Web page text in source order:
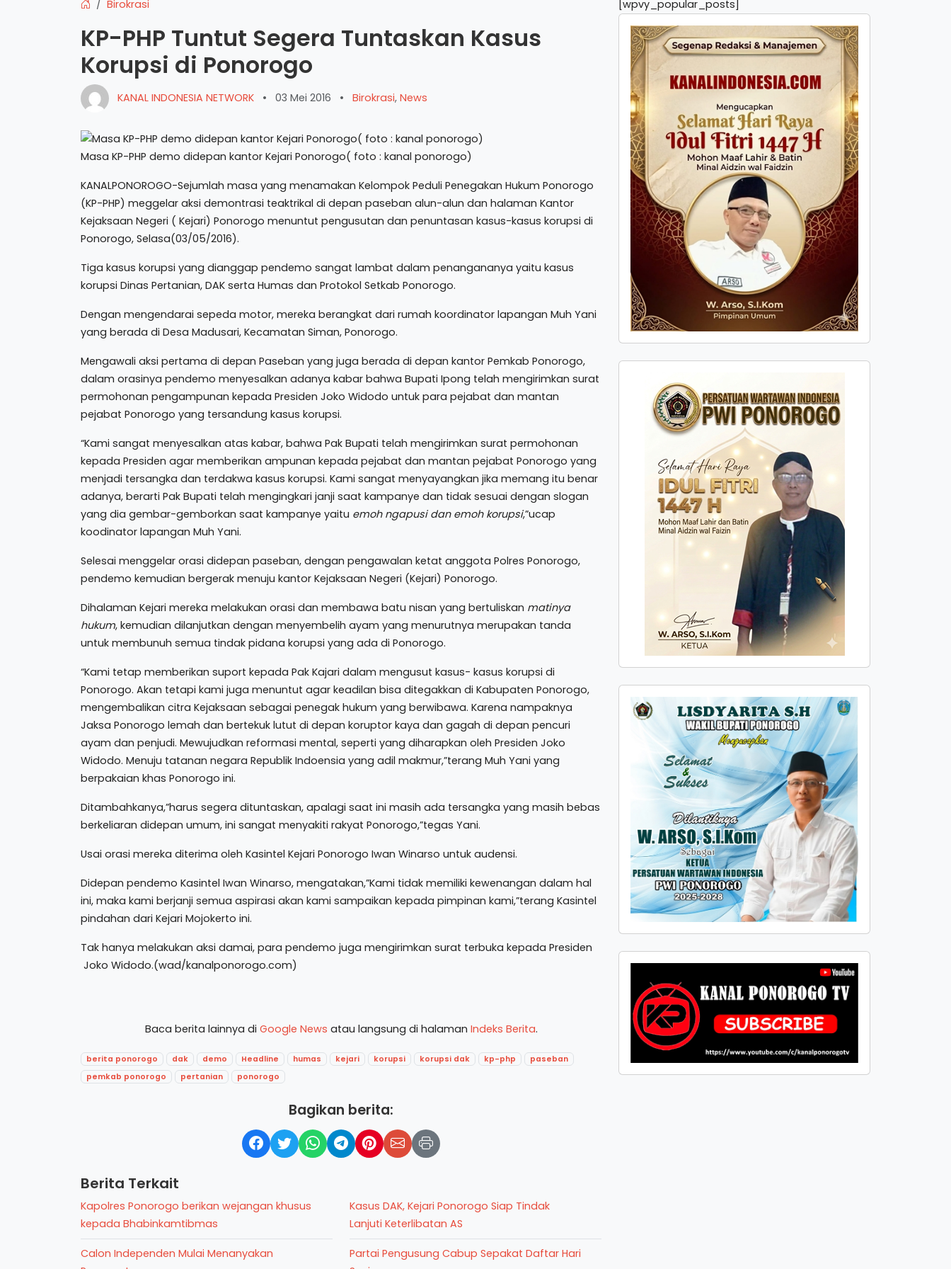
Birokrasi
KP-PHP Tuntut Segera Tuntaskan Kasus
Korupsi di Ponorogo
KANAL INDONESIA NETWORK • 03 Mei 2016 • Birokrasi, News
Masa KP-PHP demo didepan kantor Kejari Ponorogo( foto : kanal ponorogo)
KANALPONOROGO-Sejumlah masa yang menamakan Kelompok Peduli Penegakan Hukum Ponorogo
(KP-PHP) meggelar aksi demontrasi teaktrikal di depan paseban alun-alun dan halaman Kantor
Kejaksaan Negeri ( Kejari) Ponorogo menuntut pengusutan dan penuntasan kasus-kasus korupsi di
Ponorogo, Selasa(03/05/2016).
Tiga kasus korupsi yang dianggap pendemo sangat lambat dalam penangananya yaitu kasus
korupsi Dinas Pertanian, DAK serta Humas dan Protokol Setkab Ponorogo.
Dengan mengendarai sepeda motor, mereka berangkat dari rumah koordinator lapangan Muh Yani
yang berada di Desa Madusari, Kecamatan Siman, Ponorogo.
Mengawali aksi pertama di depan Paseban yang juga berada di depan kantor Pemkab Ponorogo,
dalam orasinya pendemo menyesalkan adanya kabar bahwa Bupati Ipong telah mengirimkan surat
permohonan pengampunan kepada Presiden Joko Widodo untuk para pejabat dan mantan
pejabat Ponorogo yang tersandung kasus korupsi.
“Kami sangat menyesalkan atas kabar, bahwa Pak Bupati telah mengirimkan surat permohonan
kepada Presiden agar memberikan ampunan kepada pejabat dan mantan pejabat Ponorogo yang
menjadi tersangka dan terdakwa kasus korupsi. Kami sangat menyayangkan jika memang itu benar
adanya, berarti Pak Bupati telah mengingkari janji saat kampanye dan tidak sesuai dengan slogan
yang dia gembar-gemborkan saat kampanye yaitu emoh ngapusi dan emoh korupsi,”ucap
koodinator lapangan Muh Yani.
Selesai menggelar orasi didepan paseban, dengan pengawalan ketat anggota Polres Ponorogo,
pendemo kemudian bergerak menuju kantor Kejaksaan Negeri (Kejari) Ponorogo.
Dihalaman Kejari mereka melakukan orasi dan membawa batu nisan yang bertuliskan matinya
hukum, kemudian dilanjutkan dengan menyembelih ayam yang menurutnya merupakan tanda
untuk membunuh semua tindak pidana korupsi yang ada di Ponorogo.
“Kami tetap memberikan suport kepada Pak Kajari dalam mengusut kasus- kasus korupsi di
Ponorogo. Akan tetapi kami juga menuntut agar keadilan bisa ditegakkan di Kabupaten Ponorogo,
mengembalikan citra Kejaksaan sebagai penegak hukum yang berwibawa. Karena nampaknya
Jaksa Ponorogo lemah dan bertekuk lutut di depan koruptor kaya dan gagah di depan pencuri
ayam dan penjudi. Mewujudkan reformasi mental, seperti yang diharapkan oleh Presiden Joko
Widodo. Menuju tatanan negara Republik Indoensia yang adil makmur,”terang Muh Yani yang
berpakaian khas Ponorogo ini.
Ditambahkanya,”harus segera dituntaskan, apalagi saat ini masih ada tersangka yang masih bebas
berkeliaran didepan umum, ini sangat menyakiti rakyat Ponorogo,”tegas Yani.
Usai orasi mereka diterima oleh Kasintel Kejari Ponorogo Iwan Winarso untuk audensi.
Didepan pendemo Kasintel Iwan Winarso, mengatakan,”Kami tidak memiliki kewenangan dalam hal
ini, maka kami berjanji semua aspirasi akan kami sampaikan kepada pimpinan kami,”terang Kasintel
pindahan dari Kejari Mojokerto ini.
Tak hanya melakukan aksi damai, para pendemo juga mengirimkan surat terbuka kepada Presiden
Joko Widodo.(wad/kanalponorogo.com)
Baca berita lainnya di Google News atau langsung di halaman Indeks Berita.
berita ponorogo dak demo Headline humas kejari korupsi korupsi dak kp-php
paseban
pemkab ponorogo
pertanian ponorogo
Bagikan berita:
Berita Terkait
Kapolres Ponorogo berikan wejangan khusus
kepada Bhabinkamtibmas
Calon Independen Mulai Menanyakan
Kasus DAK, Kejari Ponorogo Siap Tindak
Lanjuti Keterlibatan AS
Partai Pengusung Cabup Sepakat Daftar Hari
[wpvy_popular_posts]